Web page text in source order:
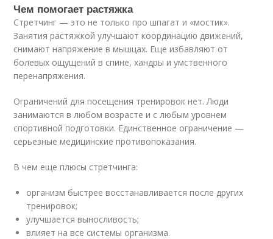
Чем помогает растяжка
Стретчинг — это не только про шпагат и «мостик».
Занятия растяжкой улучшают координацию движений,
снимают напряжение в мышцах. Еще избавляют от
болевых ощущений в спине, хандры и умственного
перенапряжения.
Ограничений для посещения тренировок нет. Люди
занимаются в любом возрасте и с любым уровнем
спортивной подготовки. Единственное ограничение —
серьезные медицинские противопоказания.
В чем еще плюсы стретчинга:
организм быстрее восстанавливается после других
тренировок;
улучшается выносливость;
влияет на все системы организма.